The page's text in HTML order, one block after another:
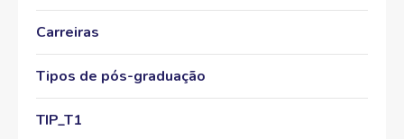
Carreiras
Tipos de pós-graduação
TIP_T1